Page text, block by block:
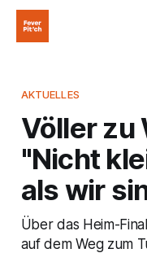
AKTUELLES
Völler zu
"Nicht
als wir
Über das Heim-
auf dem Weg zum